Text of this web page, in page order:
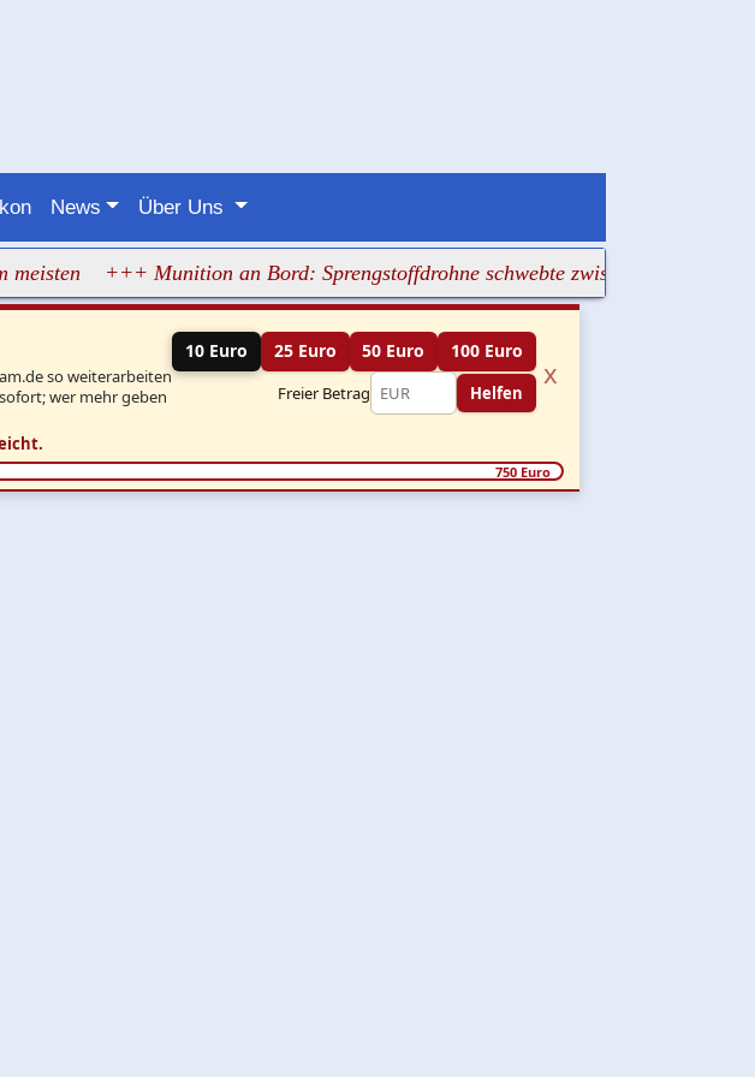
News Über Uns
+++ Munition an Bord: Sprengstoffdrohne schwebte zwischen zwei
so weiterarbeiten
wer mehr geben
10 Euro 25 Euro 50 Euro 100 Euro
Freier Betrag Helfen
x
750 Euro